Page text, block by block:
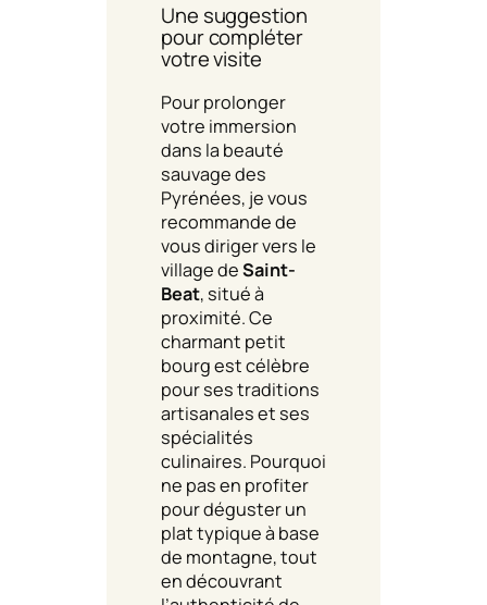
Une suggestion
pour compléter
votre visite
Pour prolonger
votre immersion
dans la beauté
sauvage des
Pyrénées, je vous
recommande de
vous diriger vers le
village deSaint-
Beat, situé à
proximité. Ce
charmant petit
bourg est célèbre
pour ses traditions
artisanales et ses
spécialités
culinaires. Pourquoi
ne pas en profiter
pour déguster un
plat typique à base
de montagne, tout
en découvrant